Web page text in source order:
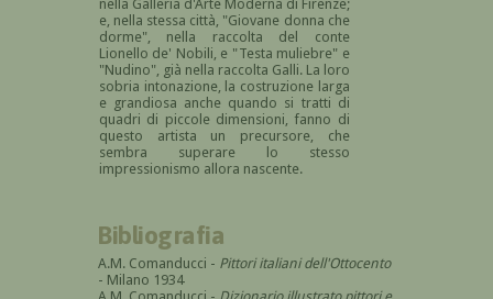
nella Galleria d'Arte Moderna di Firenze;
e, nella stessa città, "Giovane donna che
dorme", nella raccolta del conte
Lionello de' Nobili, e "Testa muliebre" e
"Nudino", già nella raccolta Galli. La loro
sobria intonazione, la costruzione larga
e grandiosa anche quando si tratti di
quadri di piccole dimensioni, fanno di
questo artista un precursore, che
sembra superare lo stesso
impressionismo allora nascente.
Bibliografia
A.M. Comanducci - Pittori italiani dell'Ottocento
- Milano 1934